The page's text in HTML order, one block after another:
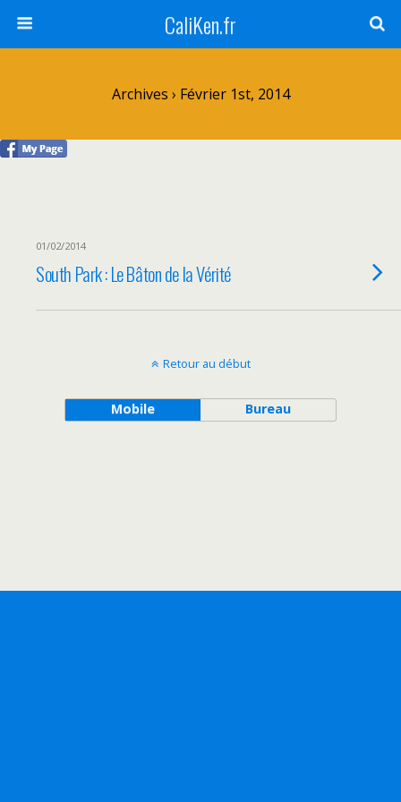
CaliKen.fr
Archives › Février 1st, 2014
01/02/2014
South Park : Le Bâton de la Vérité
Retour au début
Mobile Bureau